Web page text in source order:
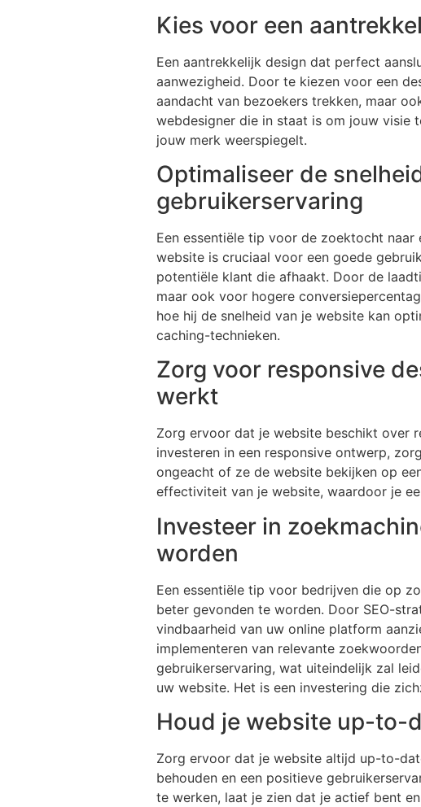
Kies voor een
Een aantrekkelijk design dat perfect
aanwezigheid. Door te kiezen voor een
aandacht van bezoekers trekken, maar
webdesigner die in staat is om jouw visie
jouw merk weerspiegelt.
Optimaliseer de
gebruikerservaring
Een essentiële tip voor de zoektocht naar
website is cruciaal voor een goede
potentiële klant die afhaakt. Door de
maar ook voor hogere
hoe hij de snelheid van je website kan
caching-technieken.
Zorg voor responsive
werkt
Zorg ervoor dat je website beschikt over
investeren in een responsive ontwerp,
ongeacht of ze de website bekijken op
effectiviteit van je website, waardoor je
Investeer in
worden
Een essentiële tip voor bedrijven die op
beter gevonden te worden. Door SEO-
vindbaarheid van uw online platform
implementeren van relevante
gebruikerservaring, wat uiteindelijk zal
uw website. Het is een investering die
Houd je website up-to-
Zorg ervoor dat je website altijd up-to-
behouden en een positieve
te werken, laat je zien dat je actief bent